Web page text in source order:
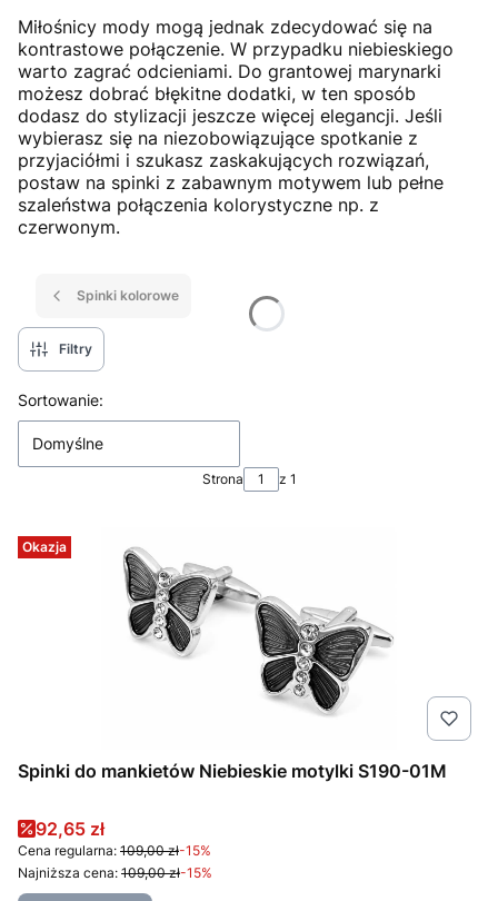
Miłośnicy mody mogą jednak zdecydować się na
kontrastowe połączenie. W przypadku niebieskiego
warto zagrać odcieniami. Do grantowej marynarki
możesz dobrać błękitne dodatki, w ten sposób
dodasz do stylizacji jeszcze więcej elegancji. Jeśli
wybierasz się na niezobowiązujące spotkanie z
przyjaciółmi i szukasz zaskakujących rozwiązań,
postaw na spinki z zabawnym motywem lub pełne
szaleństwa połączenia kolorystyczne np. z
czerwonym.
Spinki kolorowe
Filtry
Lista produktów
Sortowanie:
Domyślne
Strona z 1
Okazja
Spinki do mankietów Niebieskie motylki S190-01M
Cena promocyjna
92,65 zł
Cena regularna: 109,00 zł-15%
Najniższa cena: 109,00 zł-15%